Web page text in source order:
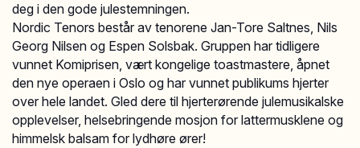
deg i den gode julestemningen.
Nordic Tenors består av tenorene Jan-Tore Saltnes, Nils
Georg Nilsen og Espen Solsbak. Gruppen har tidligere
vunnet Komiprisen, vært kongelige toastmastere, åpnet
den nye operaen i Oslo og har vunnet publikums hjerter
over hele landet. Gled dere til hjerterørende julemusikalske
opplevelser, helsebringende mosjon for lattermusklene og
himmelsk balsam for lydhøre ører!